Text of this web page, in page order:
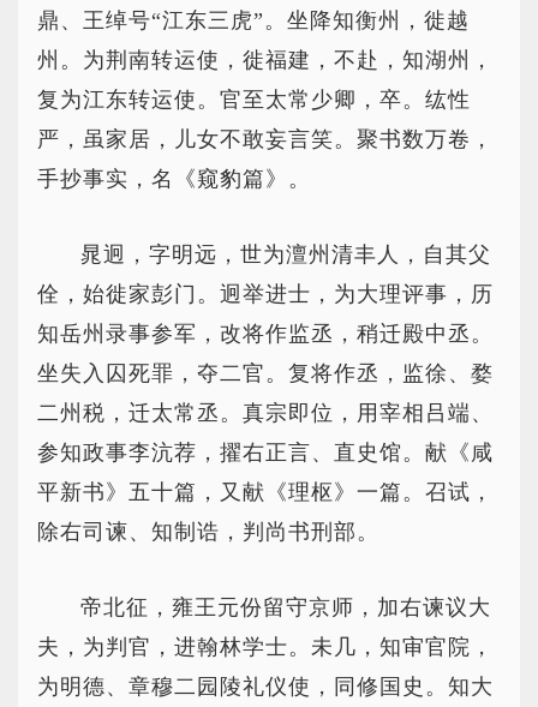
鼎、王绰号“江东三虎”。坐降知衡州，徙越
州。为荆南转运使，徙福建，不赴，知湖州，
复为江东转运使。官至太常少卿，卒。纮性
严，虽家居，儿女不敢妄言笑。聚书数万卷，
手抄事实，名《窥豹篇》。
晁迥，字明远，世为澶州清丰人，自其父
佺，始徙家彭门。迥举进士，为大理评事，历
知岳州录事参军，改将作监丞，稍迁殿中丞。
坐失入囚死罪，夺二官。复将作丞，监徐、婺
二州税，迁太常丞。真宗即位，用宰相吕端、
参知政事李沆荐，擢右正言、直史馆。献《咸
平新书》五十篇，又献《理枢》一篇。召试，
除右司谏、知制诰，判尚书刑部。
帝北征，雍王元份留守京师，加右谏议大
夫，为判官，进翰林学士。未几，知审官院，
为明德、章穆二园陵礼仪使，同修国史。知大